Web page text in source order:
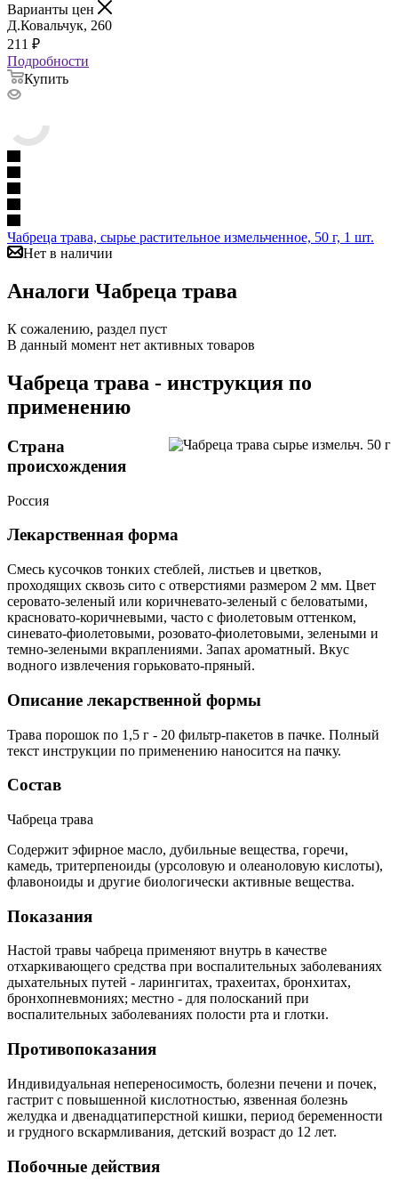
Варианты цен
Д.Ковальчук, 260
211 ₽
Подробности
Купить
Чабреца трава, сырье растительное измельченное, 50 г, 1 шт.
Нет в наличии
Аналоги Чабреца трава
К сожалению, раздел пуст
В данный момент нет активных товаров
Чабреца трава - инструкция по
применению
Страна
происхождения
Россия
Лекарственная форма
Смесь кусочков тонких стеблей, листьев и цветков,
проходящих сквозь сито с отверстиями размером 2 мм. Цвет
серовато-зеленый или коричневато-зеленый с беловатыми,
красновато-коричневыми, часто с фиолетовым оттенком,
синевато-фиолетовыми, розовато-фиолетовыми, зелеными и
темно-зелеными вкраплениями. Запах ароматный. Вкус
водного извлечения горьковато-пряный.
Описание лекарственной формы
Трава порошок по 1,5 г - 20 фильтр-пакетов в пачке. Полный
текст инструкции по применению наносится на пачку.
Состав
Чабреца трава
Содержит эфирное масло, дубильные вещества, горечи,
камедь, тритерпеноиды (урсоловую и олеаноловую кислоты),
флавоноиды и другие биологически активные вещества.
Показания
Настой травы чабреца применяют внутрь в качестве
отхаркивающего средства при воспалительных заболеваниях
дыхательных путей - ларингитах, трахеитах, бронхитах,
бронхопневмониях; местно - для полосканий при
воспалительных заболеваниях полости рта и глотки.
Противопоказания
Индивидуальная непереносимость, болезни печени и почек,
гастрит с повышенной кислотностью, язвенная болезнь
желудка и двенадцатиперстной кишки, период беременности
и грудного вскармливания, детский возраст до 12 лет.
Побочные действия